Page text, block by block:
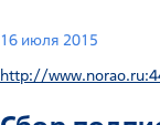
16 июля 2015
http://